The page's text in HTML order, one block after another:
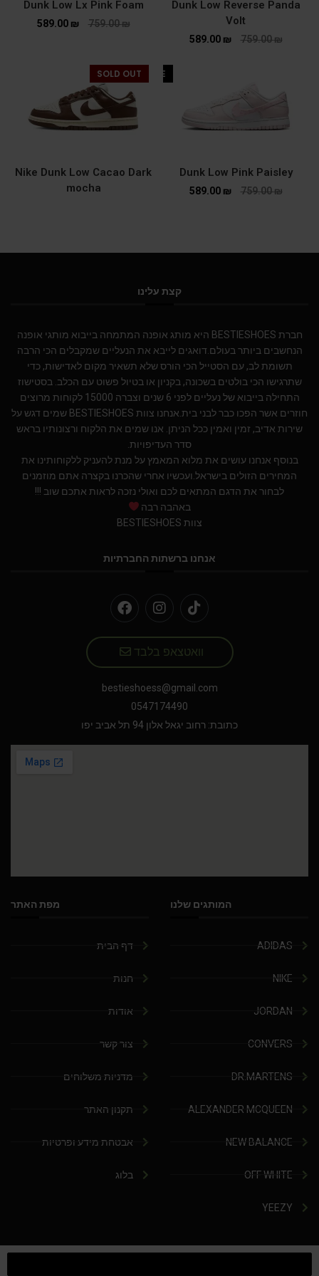
Dunk Low Reverse Panda
Volt
759.00₪
589.00 ₪
Dunk Low Lx Pink Foam
759.00₪
589.00 ₪
SALE
Dunk Low Pink Paisley
759.00₪
589.00 ₪
SOLD OUT
Nike Dunk Low Cacao Dark
mocha
קצת עלינו
חברת BESTIESHOES היא מותג אופנה המתמחה בייבוא מותגי אופנה
הנחשבים ביותר בעולם.דואגים לייבא את הנעליים שמקבלים הכי הרבה
תשומת לב, עם הסטייל הכי הורס שלא תשאיר מקום לאדישות, כדי
שתרגישו הכי בולטים בשכונה, בקניון או בטיול פשוט עם הכלב. בסטישוז
התחילה בייבוא של נעליים לפני 6 שנים וצברה 15000 לקוחות מרוצים
חוזרים אשר הפכו כבר לבני בית.אנחנו צוות BESTIESHOES שמים דגש על
שירות אדיב, זמין ואמין ככל הניתן. אנו שמים את הלקוח ורצונותיו בראש
סדר העדיפויות.
בנוסף אנחנו עושים את מלוא המאמץ על מנת להעניק ללקוחותינו את
המחירים הזולים בישראל.ועכשיו אחרי שהכרנו בקצרה אתם מוזמנים
לבחור את הדגם המתאים לכם ואולי נזכה לראות אתכם שוב !!!
באהבה רבה
צוות BESTIESHOES
אנחנו ברשתות החברתיות
וואטצאפ בלבד
bestieshoess@gmail.com
0547174490
כתובת: רחוב יגאל אלון 94 תל אביב יפו
המותגים שלנו
ADIDAS
NIKE
JORDAN
CONVERS
DR.MARTENS
ALEXANDER MCQUEEN
NEW BALANCE
OFF WHITE
YEEZY
מפת האתר
דף הבית
חנות
אודות
צור קשר
מדניות משלוחים
תקנון האתר
אבטחת מידע ופרטיות
בלוג